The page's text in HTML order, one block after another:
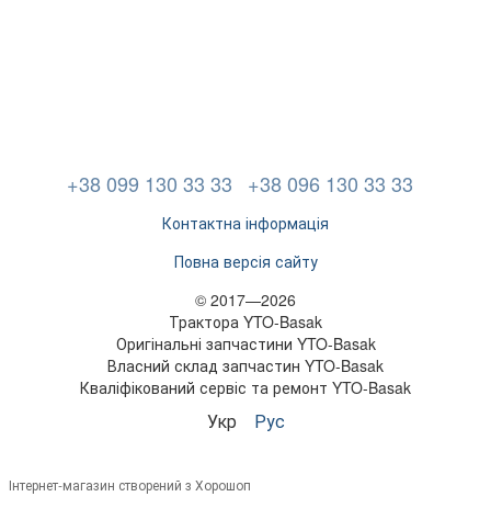
+38 099 130 33 33 +38 096 130 33 33
Контактна інформація
Повна версія сайту
© 2017—2026
Трактора YTO-Basak
Оригінальні запчастини YTO-Basak
Власний склад запчастин YTO-Basak
Кваліфікований сервіс та ремонт YTO-Basak
Укр Рус
Інтернет-магазин створений з Хорошоп